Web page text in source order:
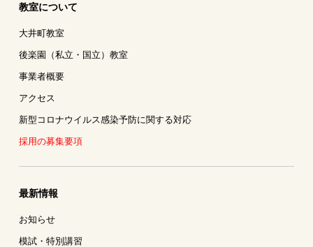
教室について
大井町教室
後楽園（私立・国立）教室
事業者概要
アクセス
新型コロナウイルス感染予防に関する対応
採用の募集要項
最新情報
お知らせ
模試・特別講習